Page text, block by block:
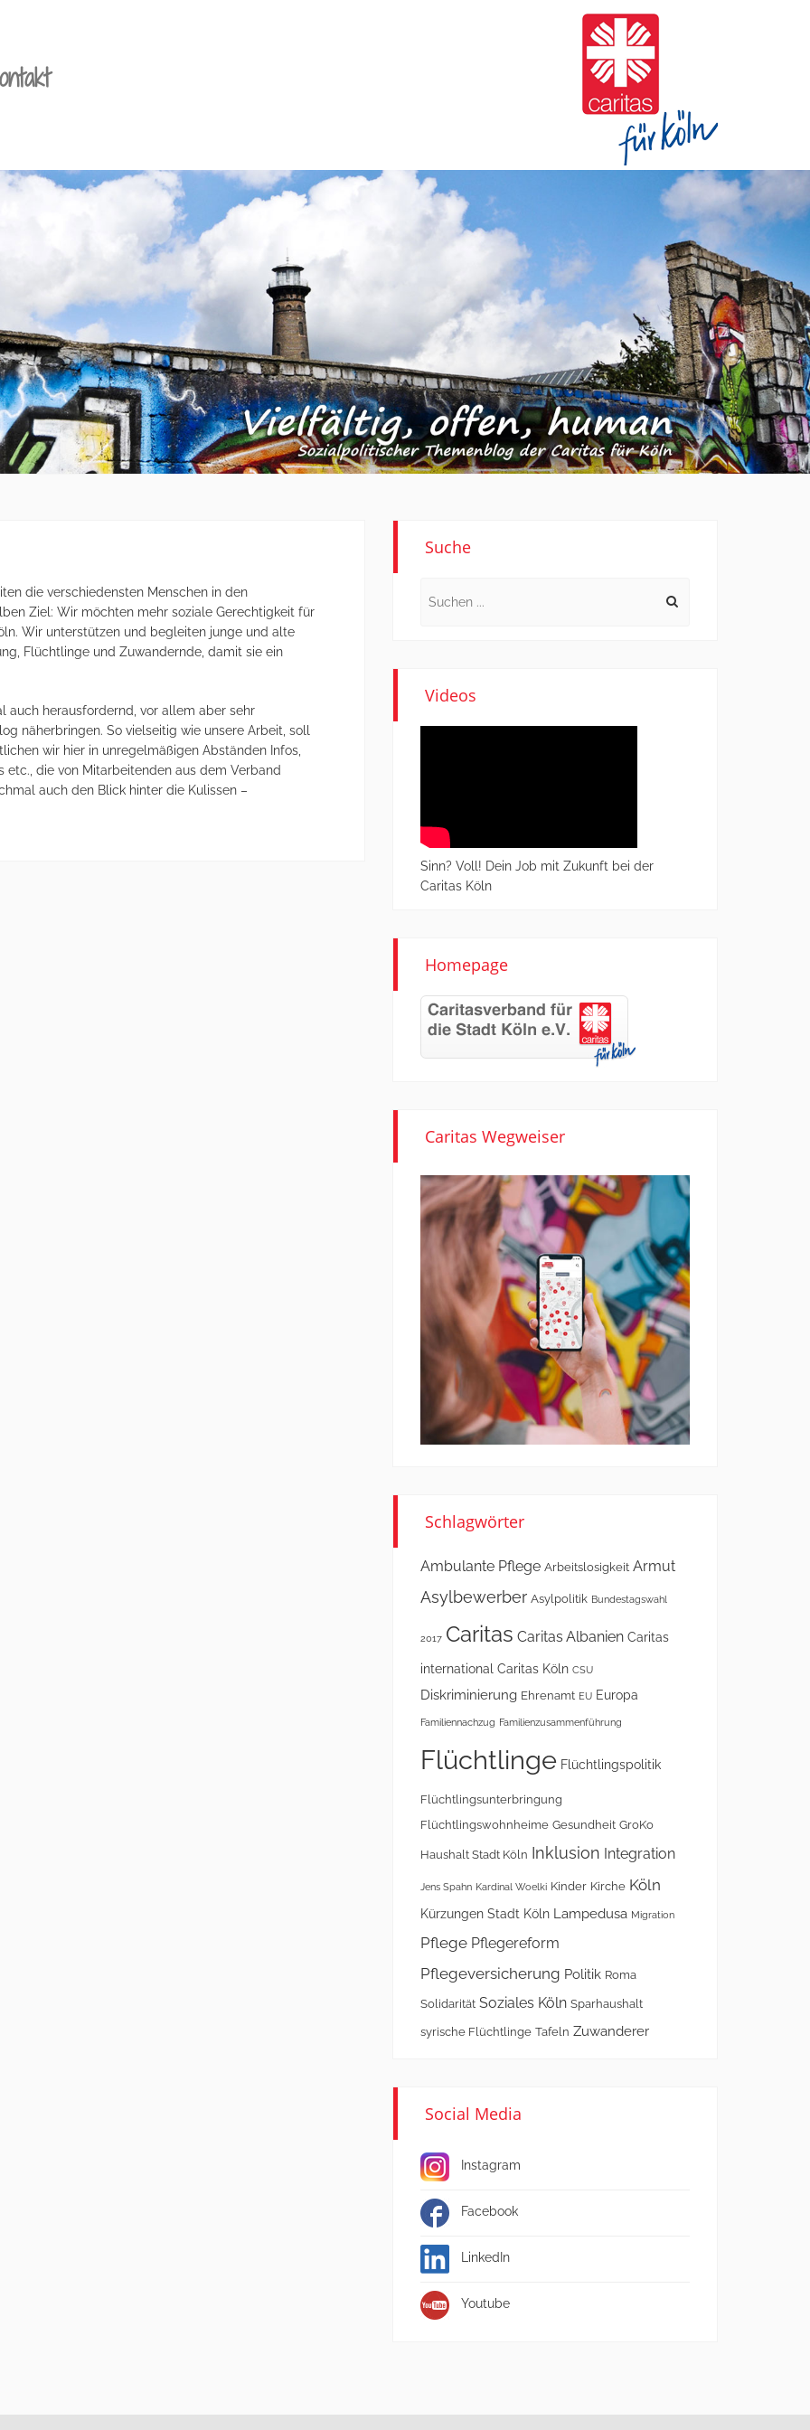
die verschiedensten Menschen in den
Ziel: Wir möchten mehr soziale Gerechtigkeit für
Wir unterstützen und begleiten junge und alte
Flüchtlinge und Zuwandernde, damit sie ein
auch herausfordernd, vor allem aber sehr
näherbringen. So vielseitig wie unsere Arbeit, soll
wir hier in unregelmäßigen Abständen Infos,
etc., die von Mitarbeitenden aus dem Verband
auch den Blick hinter die Kulissen –
Suche
Videos
Sinn? Voll! Dein Job mit Zukunft bei der
Caritas Köln
Homepage
Caritas Wegweiser
Schlagwörter
Ambulante Pflege Arbeitslosigkeit Armut
Asylbewerber Asylpolitik Bundestagswahl
2017 Caritas Caritas Albanien Caritas
international Caritas Köln CSU
Diskriminierung Ehrenamt EU Europa
Familiennachzug Familienzusammenführung
Flüchtlinge Flüchtlingspolitik
Flüchtlingsunterbringung
Flüchtlingswohnheime Gesundheit GroKo
Haushalt Stadt Köln Inklusion Integration
Jens Spahn Kardinal Woelki Kinder Kirche Köln
Kürzungen Stadt Köln Lampedusa Migration
Pflege Pflegereform
Pflegeversicherung Politik Roma
Solidarität Soziales Köln Sparhaushalt
syrische Flüchtlinge Tafeln Zuwanderer
Social Media
Instagram
Facebook
LinkedIn
Youtube